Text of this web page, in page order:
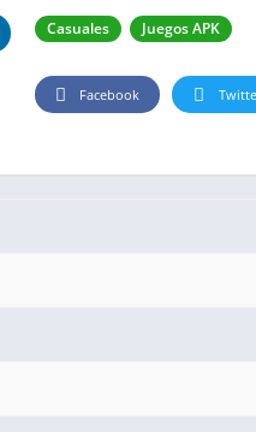
Casuales Juegos APK
Facebook